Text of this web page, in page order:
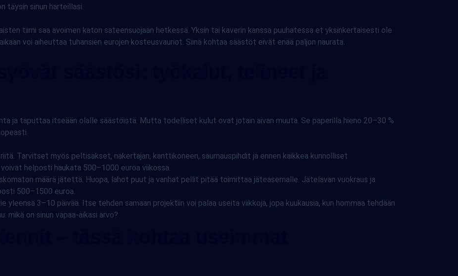
täysin sinun harteillasi.
tiimi saa avoimen katon sateensuojaan hetkessä. Yksin tai kaverin kanssa puuhatessa et yksinkertaisesti ole
voi aiheuttaa tuhansien eurojen kosteusvauriot. Siinä kohtaa säästöt eivät enää paljon naurata.
ja taputtaa itseään olalle säästöistä. Mutta todelliset kulut ovat jotain aivan muuta. Se paperilla hieno 20–30 %
Tarvitset myös peltisakset, nakertajan, kanttikoneen, saumauspihdit ja ennen kaikkea kunnolliset
helposti haukata 500–1000 euroa viikossa.
määrä jätettä. Huopa, lahot puut ja vanhat pellit pitää toimittaa jäteasemalle. Jätelavan vuokraus ja
500–1500 euroa.
yleensä 3–10 päivää. Itse tehden samaan projektiin voi palaa useita viikkoja, jopa kuukausia, kun hommaa tehdään
mikä on sinun vapaa-aikasi arvo?